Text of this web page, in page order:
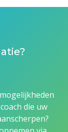
die uw